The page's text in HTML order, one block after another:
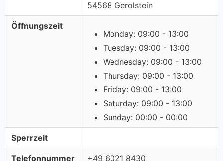
54568 Gerolstein
Öffnungszeit
Monday: 09:00 - 13:00
Tuesday: 09:00 - 13:00
Wednesday: 09:00 - 13:00
Thursday: 09:00 - 13:00
Friday: 09:00 - 13:00
Saturday: 09:00 - 13:00
Sunday: 00:00 - 00:00
Sperrzeit
Telefonnummer +49 6021 8430